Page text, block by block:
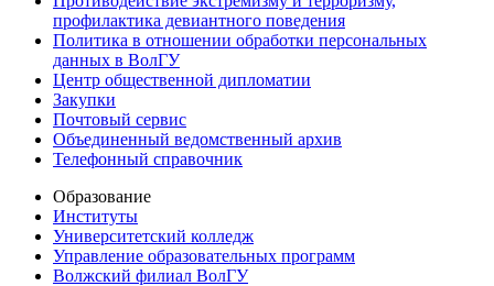
профилактика девиантного поведения
Политика в отношении обработки персональных
данных в ВолГУ
Центр общественной дипломатии
Закупки
Почтовый сервис
Объединенный ведомственный архив
Телефонный справочник
Образование
Институты
Университетский колледж
Управление образовательных программ
Волжский филиал ВолГУ